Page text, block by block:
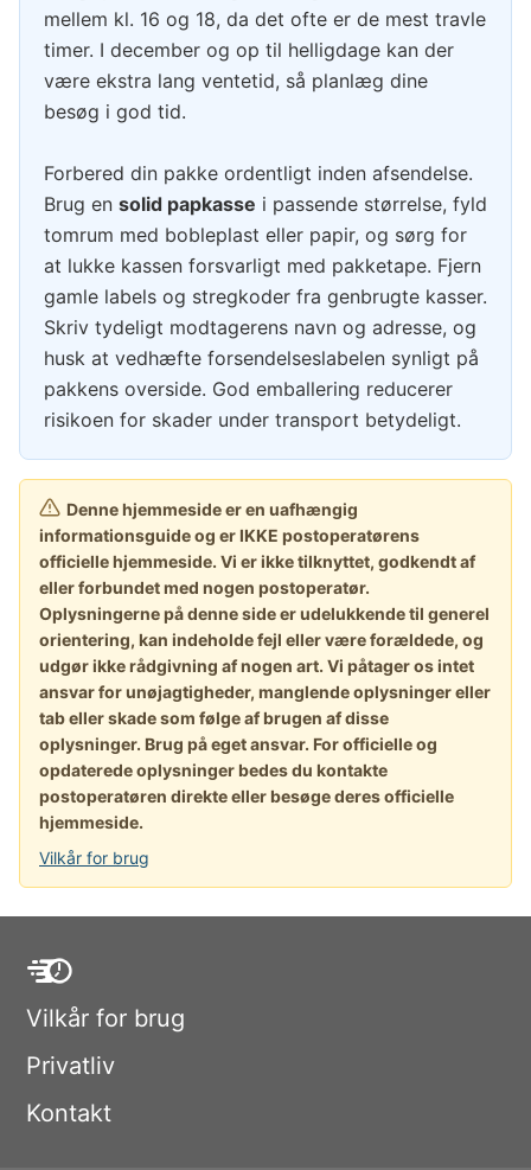
mellem kl. 16 og 18, da det ofte er de mest travle
timer. I december og op til helligdage kan der
være ekstra lang ventetid, så planlæg dine
besøg i god tid.
Forbered din pakke ordentligt inden afsendelse.
Brug en solid papkasse i passende størrelse, fyld
tomrum med bobleplast eller papir, og sørg for
at lukke kassen forsvarligt med pakketape. Fjern
gamle labels og stregkoder fra genbrugte kasser.
Skriv tydeligt modtagerens navn og adresse, og
husk at vedhæfte forsendelseslabelen synligt på
pakkens overside. God emballering reducerer
risikoen for skader under transport betydeligt.
Denne hjemmeside er en uafhængig
informationsguide og er IKKE postoperatørens
officielle hjemmeside. Vi er ikke tilknyttet, godkendt af
eller forbundet med nogen postoperatør.
Oplysningerne på denne side er udelukkende til generel
orientering, kan indeholde fejl eller være forældede, og
udgør ikke rådgivning af nogen art. Vi påtager os intet
ansvar for unøjagtigheder, manglende oplysninger eller
tab eller skade som følge af brugen af disse
oplysninger. Brug på eget ansvar. For officielle og
opdaterede oplysninger bedes du kontakte
postoperatøren direkte eller besøge deres officielle
hjemmeside.
Vilkår for brug
Vilkår for brug
Privatliv
Kontakt